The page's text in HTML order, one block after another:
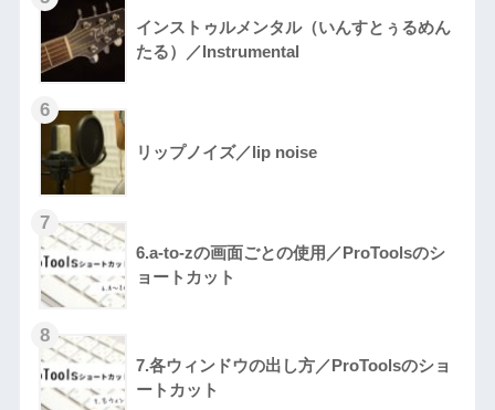
インストゥルメンタル（いんすとぅるめん
たる）／Instrumental
リップノイズ／lip noise
6.a-to-zの画面ごとの使用／ProToolsのシ
ョートカット
7.各ウィンドウの出し方／ProToolsのショ
ートカット